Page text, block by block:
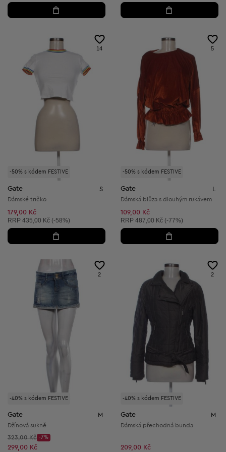
-50% s kódem FESTIVE
14
Gate S
Dámské tričko
179,00 Kč
Doporučená cena:
RRP 435,00 Kč (-58%)
-50% s kódem FESTIVE
5
Gate
Dámská blůza s dlouhým rukávem
109,00 Kč
Doporučená cena:
RRP 487,00 Kč (-77%)
-40% s kódem FESTIVE
2
Gate M
Džínová sukně
Původní cena:
323,00 Kč
Discount Price:
-7%
Snížená cena:
299,00 Kč
-40% s kódem FESTIVE
2
Gate M
Dámská přechodná bunda
209,00 Kč